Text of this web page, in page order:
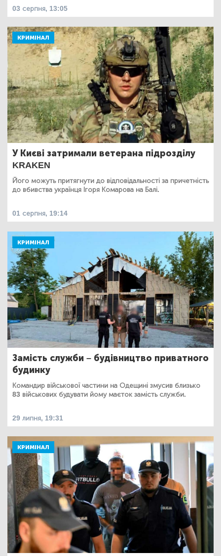
03 серпня, 13:05
КРИМІНАЛ
У Києві затримали ветерана підрозділу
KRAKEN
Його можуть притягнути до відповідальності за причетність
до вбивства українця Ігоря Комарова на Балі.
01 серпня, 19:14
КРИМІНАЛ
Замість служби – будівництво приватного
будинку
Командир військової частини на Одещині змусив близько
83 військових будувати йому маєток замість служби.
29 липня, 19:31
КРИМІНАЛ